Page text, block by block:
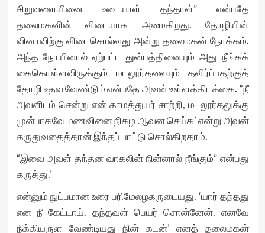
சிறுவளையினை உடையாள் தந்தாள்” என்பதே
தலைமகனின் விடையாக அமைகிறது. தோழியின்
வினாவிற்கு விடைசொல்வது அன்று தலைமகன் நோக்கம்.
அந்த நோயினால் ஏற்பட்ட துன்பத்தினையும் அது நீங்கக்
கைகொள்ளவிருக்கும் மடலூர்தலையும் தவிர்ப்பதற்குத்
தோழி உதவ வேண்டும் என்பதே அவன் உள்ளக்கிடக்கை. “நீ
அவளிடம் சென்று என் காமத்துயர் சாற்றி, மடலூர்தலுக்கு
முன்பாகவே மணவினை நிகழ ஆவன செய்க’ என்று அவன்
கருதுவதைத்தான் இந்தப் பாட்டு சொல்கிறதாம்.
“இவை அவள் தந்தன வாகலின் நின்னால் நீங்கும்” என்பது
கருத்து.’
என்னும் நுட்பமான உரை பரிமேலழகருடையது. ‘யார் தந்தது
என நீ கேட்டாய். தந்தவள் பெயர் சொன்னேன். எனவே
நீக்கியருள வேண்டியது நின் கடன்’ எனத் தலைமகன்